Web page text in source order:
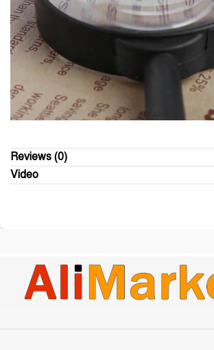
Reviews (0)
Video